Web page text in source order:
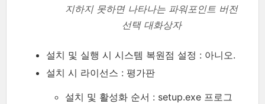
지하지 못하면 나타나는 파워포인트 버전
선택 대화상자
설치 및 실행 시 시스템 복원점 설정 : 아니오.
설치 시 라이선스 : 평가판
설치 및 활성화 순서 : setup.exe 프로그